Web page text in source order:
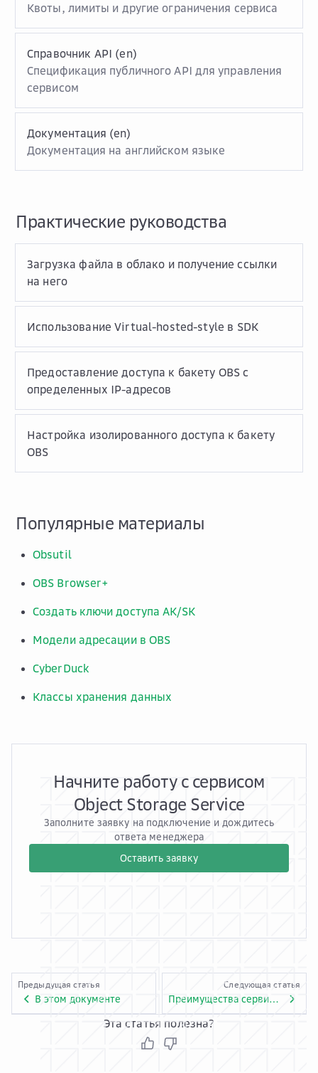
Квоты, лимиты и другие ограничения сервиса
Справочник API (en)
Спецификация публичного API для управления
сервисом
Документация (en)
Документация на английском языке
Практические руководства
Загрузка файла в облако и получение ссылки
на него
Использование Virtual-hosted-style в SDK
Предоставление доступа к бакету OBS c
определенных IP-адресов
Настройка изолированного доступа к бакету
OBS
Популярные материалы
Obsutil
OBS Browser+
Создать ключи доступа AK/SK
Модели адресации в OBS
CyberDuck
Классы хранения данных
Начните работу с сервисом
Object Storage Service
Заполните заявку на подключение и дождитесь
ответа менеджера
Оставить заявку
Предыдущая статья
В этом документе
Следующая статья
Преимущества сервиса Object Storage Service
Эта статья полезна?